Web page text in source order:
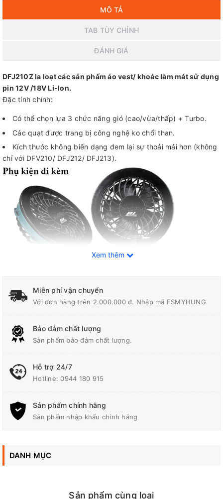
MÔ TẢ
TAB TÙY CHỈNH
ĐÁNH GIÁ
DFJ210Z la loạt các sản phẩm áo vest/ khoác làm mát sử dụng
pin 12V /18V Li-Ion.
Đặc tính chính:
Có thể chọn lựa 3 chức năng gió (cao/vừa/thấp) + Turbo.
Các quạt được trang bị công nghệ ko chổi than.
Kích thước không biến dạng đem lại sự thoải mái hơn (không
chỉ với DFV210/ DFJ212/ DFJ213).
Thông số kỹ thuật
Lưu Lượng Khí
Trọng Lượng
Xem thêm
Miễn phí vận chuyển
Với đơn hàng trên 2.000.000 đ. Nhập mã FSMYHUNG
Bảo đảm chất lượng
Sản phẩm bảo đảm chất lượng.
Hỗ trợ 24/7
Hotline:0944 180 915
Sản phẩm chính hãng
Sản phẩm nhập khẩu chính hãng
DANH MỤC
Sản phẩm cùng loại